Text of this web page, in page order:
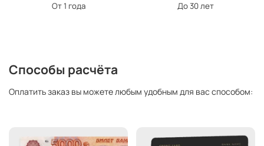
От 1 года До 30 лет
Способы расчёта
Оплатить заказ вы можете любым удобным для вас способом: